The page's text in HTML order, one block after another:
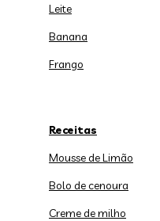
Leite
Banana
Frango
Receitas
Mousse de Limão
Bolo de cenoura
Creme de milho